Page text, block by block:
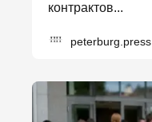
контрактов...
peterburg.press